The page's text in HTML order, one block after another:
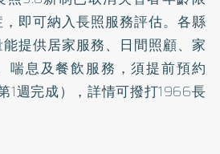
即可納入長照服務評估。各縣
提供居家服務、日間照顧、家
喘息及餐飲服務，須提前預約
1週完成），詳情可撥打1966長